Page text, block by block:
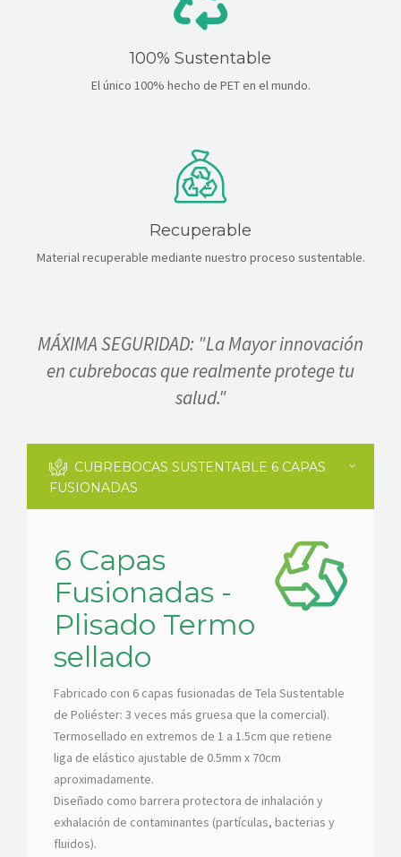
100% Sustentable
El único 100% hecho de PET en el mundo.
Recuperable
Material recuperable mediante nuestro proceso sustentable.
MÁXIMA SEGURIDAD: "La Mayor innovación
en cubrebocas que realmente protege tu
salud."
CUBREBOCAS SUSTENTABLE 6 CAPAS
FUSIONADAS
6 Capas
Fusionadas -
Plisado Termo
sellado
Fabricado con 6 capas fusionadas de Tela Sustentable
de Poliéster: 3 veces más gruesa que la comercial).
Termosellado en extremos de 1 a 1.5cm que retiene
liga de elástico ajustable de 0.5mm x 70cm
aproximadamente.
Diseñado como barrera protectora de inhalación y
exhalación de contaminantes (partículas, bacterias y
fluidos).